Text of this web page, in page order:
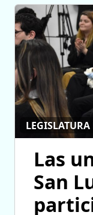
Las
San